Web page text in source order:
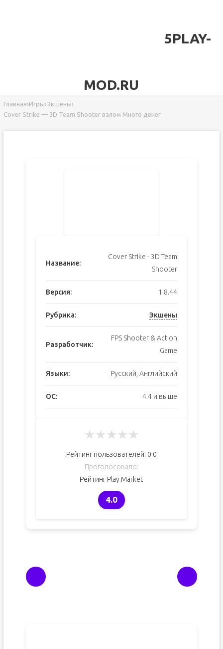
5PLAY-
MOD.RU
Главная›Игры›Экшены›
Cover Strike — 3D Team Shooter взлом Много денег
Название:
Cover Strike - 3D Team
Shooter
Версия: 1.8.44
Рубрика: Экшены
Разработчик:
FPS Shooter & Action
Game
Языки: Русский, Английский
ОС: 4.4 и выше
★★★★★
Рейтинг пользователей: 0.0
Проголосовало:
Рейтинг Play Market
4.0